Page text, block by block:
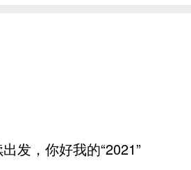
发，你好我的“2021”